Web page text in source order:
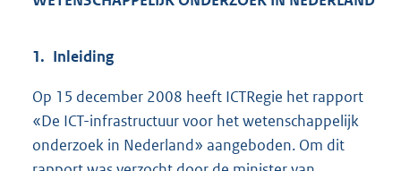
1. Inleiding
Op 15 december 2008 heeft ICTRegie het rapport
«De ICT-infrastructuur voor het wetenschappelijk
onderzoek in Nederland» aangeboden. Om dit